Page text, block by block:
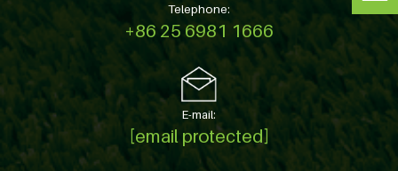
Telephone:
+86 25 6981 1666
E-mail:
[email protected]